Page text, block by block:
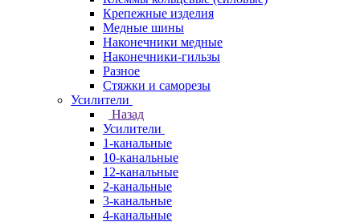
Крепежные изделия
Медные шины
Наконечники медные
Наконечники-гильзы
Разное
Стяжки и саморезы
Усилители
Назад
Усилители
1-канальные
10-канальные
12-канальные
2-канальные
3-канальные
4-канальные